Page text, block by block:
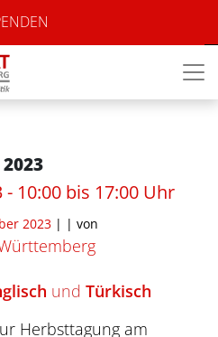
10:00 bis 17:00 Uhr
2023 | | von
und Türkisch
Herbsttagung am